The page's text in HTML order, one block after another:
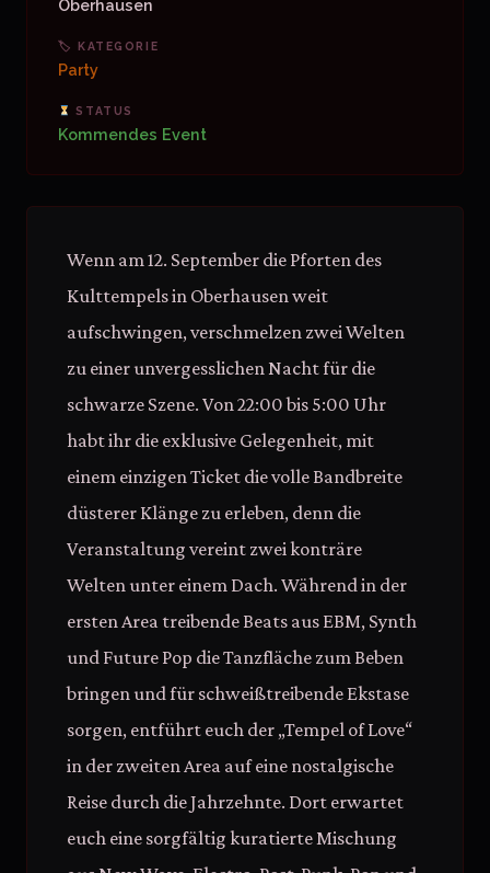
Oberhausen
🏷 KATEGORIE
Party
STATUS
Kommendes Event
Wenn am 12. September die Pforten des
Kulttempels in Oberhausen weit
aufschwingen, verschmelzen zwei Welten
zu einer unvergesslichen Nacht für die
schwarze Szene. Von 22:00 bis 5:00 Uhr
habt ihr die exklusive Gelegenheit, mit
einem einzigen Ticket die volle Bandbreite
düsterer Klänge zu erleben, denn die
Veranstaltung vereint zwei konträre
Welten unter einem Dach. Während in der
ersten Area treibende Beats aus EBM, Synth
und Future Pop die Tanzfläche zum Beben
bringen und für schweißtreibende Ekstase
sorgen, entführt euch der „Tempel of Love“
in der zweiten Area auf eine nostalgische
Reise durch die Jahrzehnte. Dort erwartet
euch eine sorgfältig kuratierte Mischung